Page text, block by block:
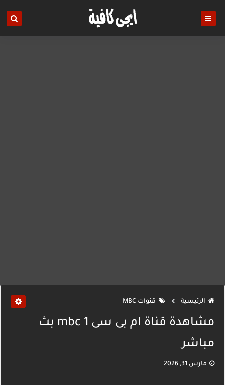
الرئيسية قنوات MBC
مشاهدة قناة ام بى سى mbc 1 بث
مباشر
مارس 31, 2026